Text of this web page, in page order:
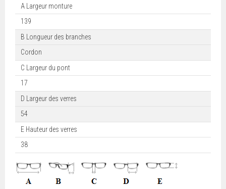
A Largeur monture
139
B Longueur des branches
Cordon
C Largeur du pont
17
D Largeur des verres
54
E Hauteur des verres
38